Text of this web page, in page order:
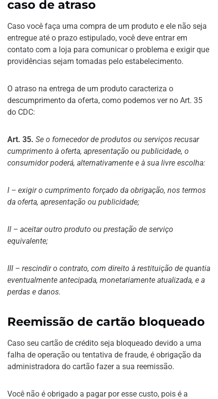
caso de atraso
Caso você faça uma compra de um produto e ele não seja
entregue até o prazo estipulado, você deve entrar em
contato com a loja para comunicar o problema e exigir que
providências sejam tomadas pelo estabelecimento.
O atraso na entrega de um produto caracteriza o
descumprimento da oferta, como podemos ver no Art. 35
do CDC:
Art. 35. Se o fornecedor de produtos ou serviços recusar
cumprimento à oferta, apresentação ou publicidade, o
consumidor poderá, alternativamente e à sua livre escolha:
I – exigir o cumprimento forçado da obrigação, nos termos
da oferta, apresentação ou publicidade;
II – aceitar outro produto ou prestação de serviço
equivalente;
III – rescindir o contrato, com direito à restituição de quantia
eventualmente antecipada, monetariamente atualizada, e a
perdas e danos.
Reemissão de cartão bloqueado
Caso seu cartão de crédito seja bloqueado devido a uma
falha de operação ou tentativa de fraude, é obrigação da
administradora do cartão fazer a sua reemissão.
Você não é obrigado a pagar por esse custo, pois é a